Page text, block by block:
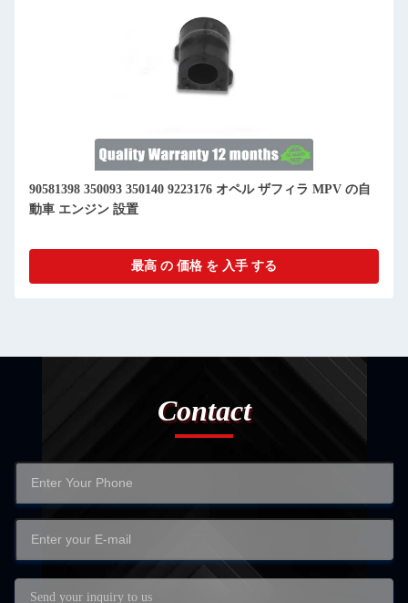
90581398 350093 350140 9223176 オペル ザフィラ MPV の自
動車 エンジン 設置
最高 の 価格 を 入手 する
Contact